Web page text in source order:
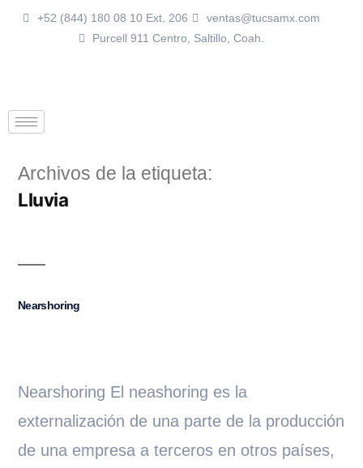
+52 (844) 180 08 10 Ext. 206
ventas@tucsamx.com
Purcell 911 Centro, Saltillo, Coah.
Archivos de la etiqueta:
Lluvia
Nearshoring
Nearshoring El neashoring es la
externalización de una parte de la producción
de una empresa a terceros en otros países,